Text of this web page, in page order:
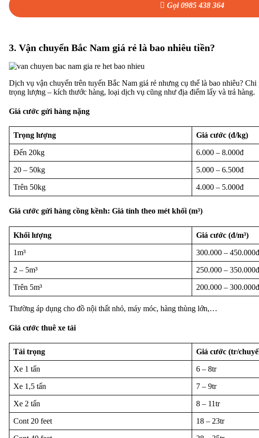
Gọi 0985 438 364
3. Vận chuyển Bắc Nam giá rẻ là bao nhiêu tiền?
Dịch vụ vận chuyển trên tuyến Bắc Nam giá rẻ nhưng cụ thể là bao nhiêu?
trọng lượng – kích thước hàng, loại dịch vụ cũng như địa điểm lấy và trả hàng.
Giá cước gửi hàng nặng
Trọng lượng Giá cước (đ/kg)
Đến 20kg 6.000 – 8.000đ
20 – 50kg 5.000 – 6.500đ
Trên 50kg 4.000 – 5.000đ
Giá cước gửi hàng cồng kềnh: Giá tính theo mét khối (m³)
Khối lượng Giá cước (đ/m³)
1m³ 300.000 – 450.000đ
2 – 5m³ 250.000 – 350.000đ
Trên 5m³ 200.000 – 300.000đ
Thường áp dụng cho đồ nội thất nhỏ, máy móc, hàng thùng lớn,…
Giá cước thuê xe tải
Tải trọng Giá cước (tr/
Xe 1 tấn 6 – 8tr
Xe 1,5 tấn 7 – 9tr
Xe 2 tấn 8 – 11tr
Cont 20 feet 18 – 23tr